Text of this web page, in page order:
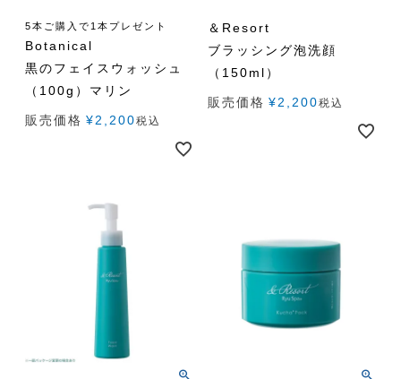
5本ご購入で1本プレゼント
Botanical
黒のフェイスウォッシュ
（100g）マリン
販売価格 ¥2,200税込
＆Resort
ブラッシング泡洗顔
（150ml）
販売価格 ¥2,200税込